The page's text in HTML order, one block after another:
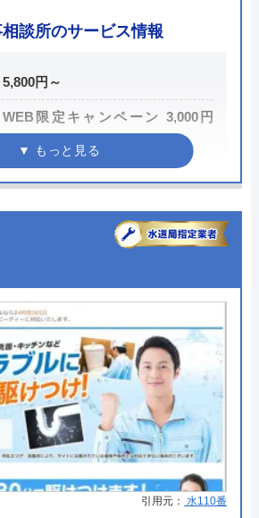
った際には頼りになる業者でしょ
は無料ですし、出張・キャンセル
すので、まずはサイトを覗いてみ
か？
公式サイトで
料金詳細を見る
の基本情報
株式会社生活救急車
楯広長
〒460-0008
名古屋市中区栄1丁目14-15
談所のサービス情報
5,800円～
WEB限定キャンペーン 3,000円
OFF
最短30分
24時間
現金・銀行振込・クレジットカー
ド・コンビニ払い
―
PL保険加入
詳細は公式HPでご確認ください
談所がおすすめの理由
引用元： 水110番